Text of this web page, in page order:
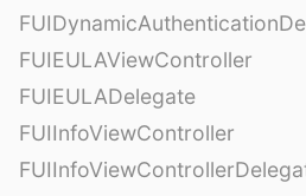
FUIEULAViewController
FUIEULADelegate
FUIInfoViewController